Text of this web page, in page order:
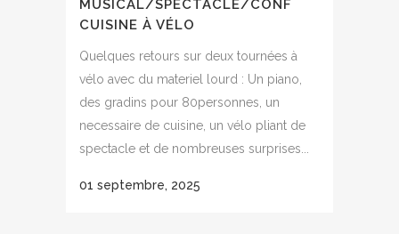
MUSICAL/SPECTACLE/CONF
CUISINE À VÉLO
Quelques retours sur deux tournées à
vélo avec du materiel lourd : Un piano,
des gradins pour 80personnes, un
necessaire de cuisine, un vélo pliant de
spectacle et de nombreuses surprises...
01 septembre, 2025